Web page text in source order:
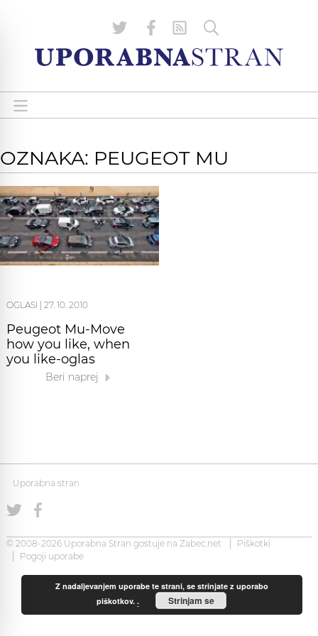
OZNAKA: PEUGEOT MU
OGLASI 27. 10. 2010
Peugeot Mu-Move
how you like, when
you like-oglas
Beri naprej
Uporabna stran
© 2008-2026 Uporabna Stran gostuje na Zabec.net
Piškotki
Pogoji uporabe
Z nadaljevanjem uporabe te strani, se strinjate z uporabo
piškotkov.. Strinjam se